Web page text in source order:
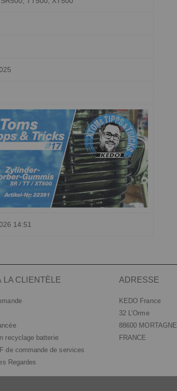
14:51
LA CLIENTÈLE
recyclage batterie
de commande de services
Regardes
ADRESSE
KEDO France
32 L’Orme
88600 MORTAGNE
FRANCE